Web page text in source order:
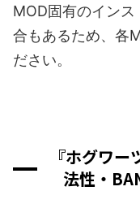
MOD固有のイン
合もあるため、各
ださい。
『ホグワ
法性・